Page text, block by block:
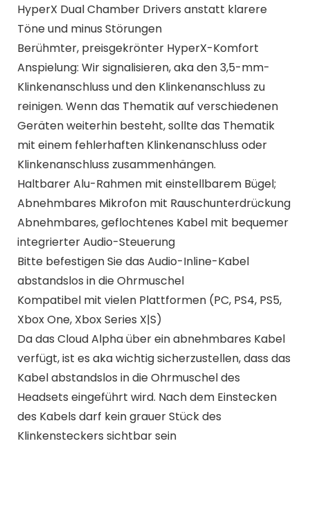
HyperX Dual Chamber Drivers anstatt klarere
Töne und minus Störungen
Berühmter, preisgekrönter HyperX-Komfort
Anspielung: Wir signalisieren, aka den 3,5-mm-
Klinkenanschluss und den Klinkenanschluss zu
reinigen. Wenn das Thematik auf verschiedenen
Geräten weiterhin besteht, sollte das Thematik
mit einem fehlerhaften Klinkenanschluss oder
Klinkenanschluss zusammenhängen.
Haltbarer Alu-Rahmen mit einstellbarem Bügel;
Abnehmbares Mikrofon mit Rauschunterdrückung
Abnehmbares, geflochtenes Kabel mit bequemer
integrierter Audio-Steuerung
Bitte befestigen Sie das Audio-Inline-Kabel
abstandslos in die Ohrmuschel
Kompatibel mit vielen Plattformen (PC, PS4, PS5,
Xbox One, Xbox Series X|S)
Da das Cloud Alpha über ein abnehmbares Kabel
verfügt, ist es aka wichtig sicherzustellen, dass das
Kabel abstandslos in die Ohrmuschel des
Headsets eingeführt wird. Nach dem Einstecken
des Kabels darf kein grauer Stück des
Klinkensteckers sichtbar sein